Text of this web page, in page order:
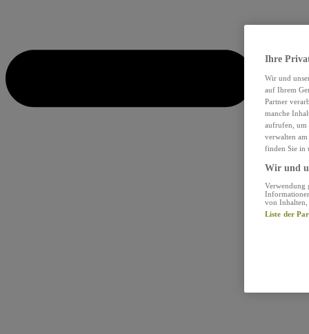
Ihre
Wir und
auf Ihrem
Partner
manche
aufrufen, um
verwalten
finden Sie in
Wir und
Verwendung
von Inhalten,
Liste der